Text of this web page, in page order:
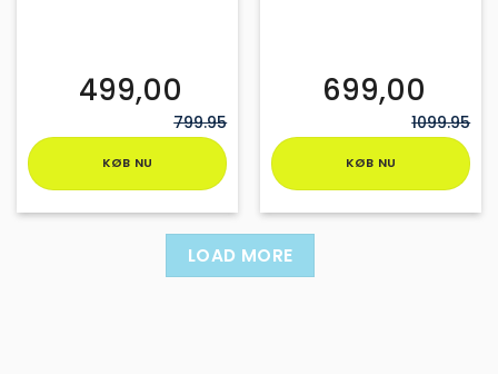
KØB NU
vare
799.95
499,00
KØB NU
vare
1099.95
699,00
LOAD MORE